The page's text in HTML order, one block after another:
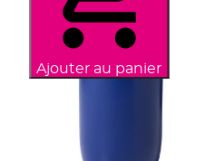
Ajouter au panier